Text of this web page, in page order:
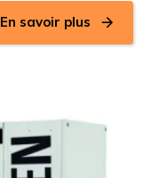
En savoir plus